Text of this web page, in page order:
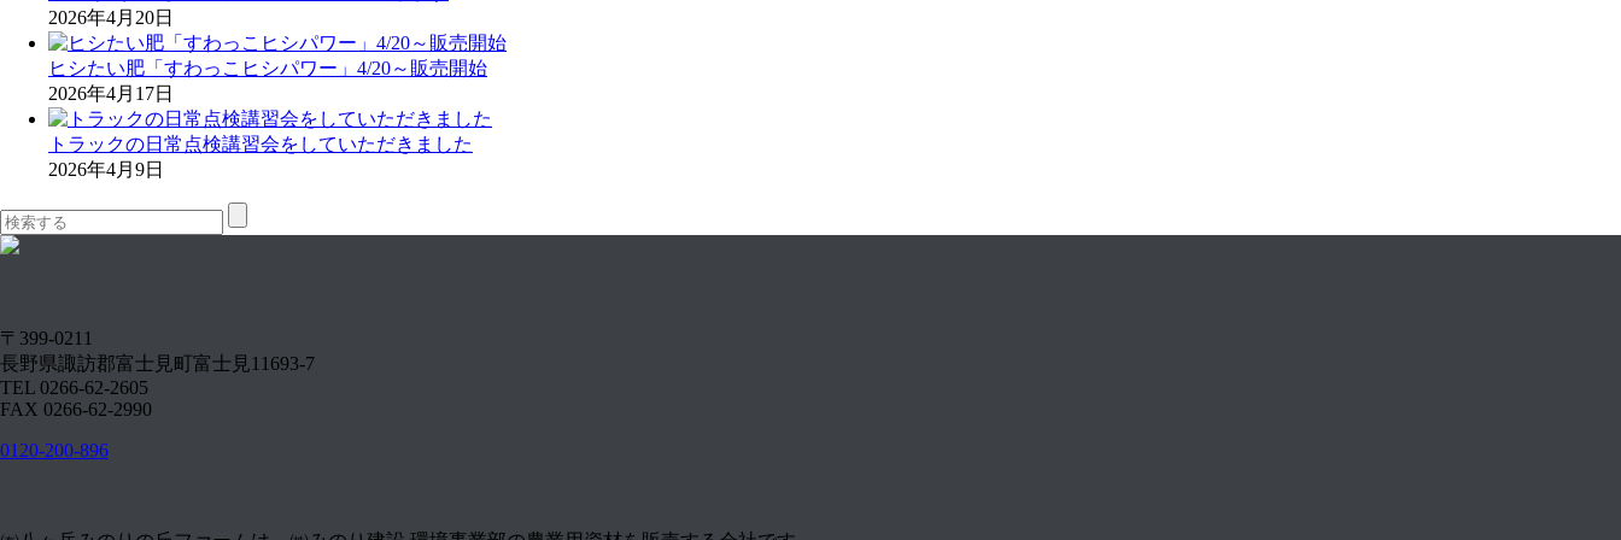
2026年4月20日
ヒシたい肥「すわっこヒシパワー」4/20～販売開始
2026年4月17日
トラックの日常点検講習会をしていただきました
2026年4月9日
〒399-0211
長野県諏訪郡富士見町富士見11693-7
TEL 0266-62-2605
FAX 0266-62-2990
0120-200-896